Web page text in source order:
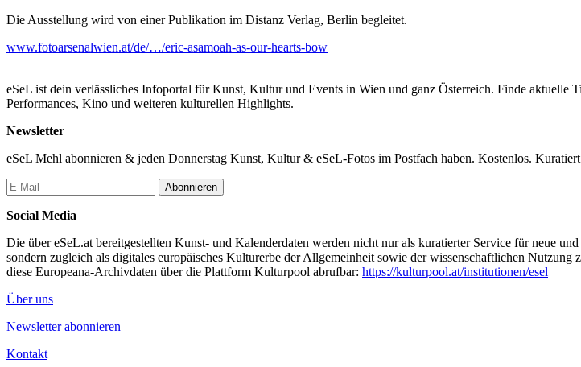
Die Ausstellung wird von einer Publikation im Distanz Verlag, Berlin begleitet.
www.fotoarsenalwien.at/de/…/eric-asamoah-as-our-hearts-bow
eSeL ist dein verlässliches Infoportal für Kunst, Kultur und Events in Wien und ganz Österreich. Finde aktuelle
Performances, Kino und weiteren kulturellen Highlights.
Newsletter
eSeL Mehl abonnieren & jeden Donnerstag Kunst, Kultur & eSeL-Fotos im Postfach haben. Kostenlos.
Abonnieren
Social Media
Die über eSeL.at bereitgestellten Kunst- und Kalenderdaten werden nicht nur als kuratierter Service für neue
sondern zugleich als digitales europäisches Kulturerbe der Allgemeinheit sowie der wissenschaftlichen Nutzung
diese Europeana-Archivdaten über die Plattform Kulturpool abrufbar: https://kulturpool.at/institutionen/esel
Über uns
Newsletter abonnieren
Kontakt